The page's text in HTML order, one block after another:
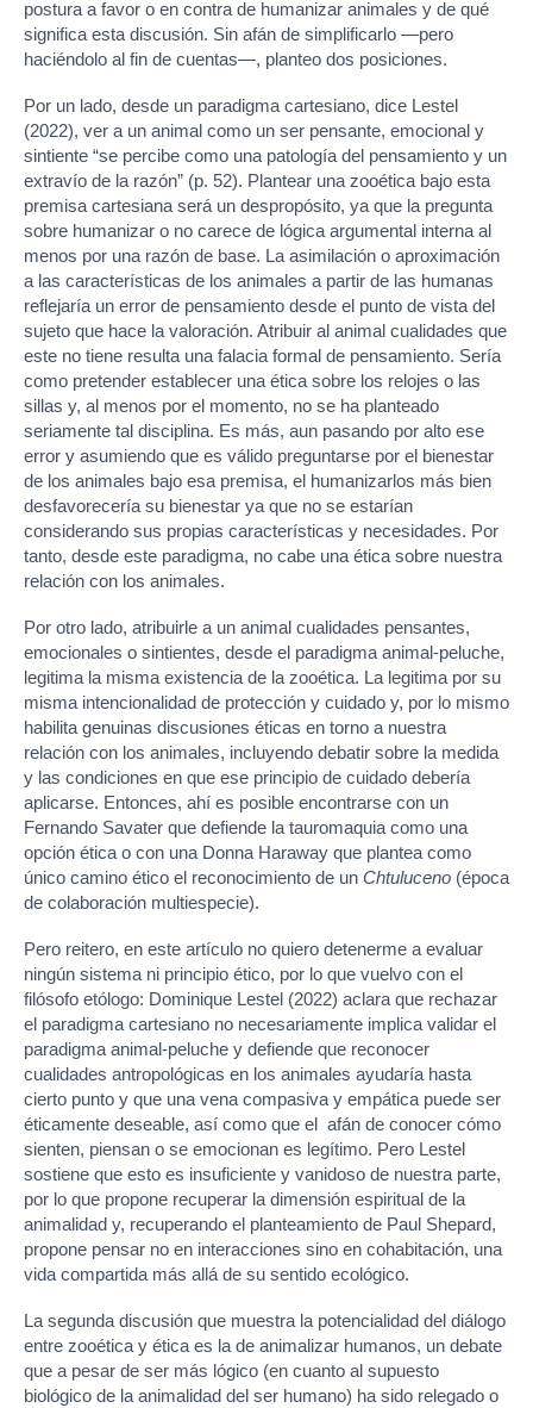
postura a favor o en contra de humanizar animales y de qué
significa esta discusión. Sin afán de simplificarlo —pero
haciéndolo al fin de cuentas—, planteo dos posiciones.
Por un lado, desde un paradigma cartesiano, dice Lestel
(2022), ver a un animal como un ser pensante, emocional y
sintiente “se percibe como una patología del pensamiento y un
extravío de la razón” (p. 52). Plantear una zooética bajo esta
premisa cartesiana será un despropósito, ya que la pregunta
sobre humanizar o no carece de lógica argumental interna al
menos por una razón de base. La asimilación o aproximación
a las características de los animales a partir de las humanas
reflejaría un error de pensamiento desde el punto de vista del
sujeto que hace la valoración. Atribuir al animal cualidades que
este no tiene resulta una falacia formal de pensamiento. Sería
como pretender establecer una ética sobre los relojes o las
sillas y, al menos por el momento, no se ha planteado
seriamente tal disciplina. Es más, aun pasando por alto ese
error y asumiendo que es válido preguntarse por el bienestar
de los animales bajo esa premisa, el humanizarlos más bien
desfavorecería su bienestar ya que no se estarían
considerando sus propias características y necesidades. Por
tanto, desde este paradigma, no cabe una ética sobre nuestra
relación con los animales.
Por otro lado, atribuirle a un animal cualidades pensantes,
emocionales o sintientes, desde el paradigma animal-peluche,
legitima la misma existencia de la zooética. La legitima por su
misma intencionalidad de protección y cuidado y, por lo mismo
habilita genuinas discusiones éticas en torno a nuestra
relación con los animales, incluyendo debatir sobre la medida
y las condiciones en que ese principio de cuidado debería
aplicarse. Entonces, ahí es posible encontrarse con un
Fernando Savater que defiende la tauromaquia como una
opción ética o con una Donna Haraway que plantea como
único camino ético el reconocimiento de un Chtuluceno (época
de colaboración multiespecie).
Pero reitero, en este artículo no quiero detenerme a evaluar
ningún sistema ni principio ético, por lo que vuelvo con el
filósofo etólogo: Dominique Lestel (2022) aclara que rechazar
el paradigma cartesiano no necesariamente implica validar el
paradigma animal-peluche y defiende que reconocer
cualidades antropológicas en los animales ayudaría hasta
cierto punto y que una vena compasiva y empática puede ser
éticamente deseable, así como que el afán de conocer cómo
sienten, piensan o se emocionan es legítimo. Pero Lestel
sostiene que esto es insuficiente y vanidoso de nuestra parte,
por lo que propone recuperar la dimensión espiritual de la
animalidad y, recuperando el planteamiento de Paul Shepard,
propone pensar no en interacciones sino en cohabitación, una
vida compartida más allá de su sentido ecológico.
La segunda discusión que muestra la potencialidad del diálogo
entre zooética y ética es la de animalizar humanos, un debate
que a pesar de ser más lógico (en cuanto al supuesto
biológico de la animalidad del ser humano) ha sido relegado o